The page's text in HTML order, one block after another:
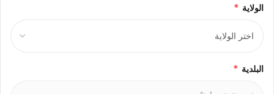
الولاية *
البلدية *